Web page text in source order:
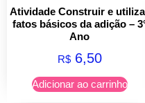
Atividade Construir e
fatos básicos da adição –
Ano
R$6,50
Adicionar ao carrinho